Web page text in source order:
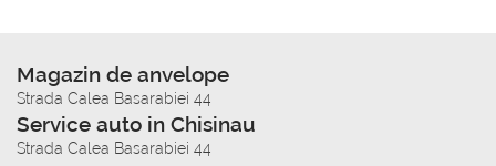
Magazin de anvelope
Strada Calea Basarabiei 44
Service auto in Chisinau
Strada Calea Basarabiei 44